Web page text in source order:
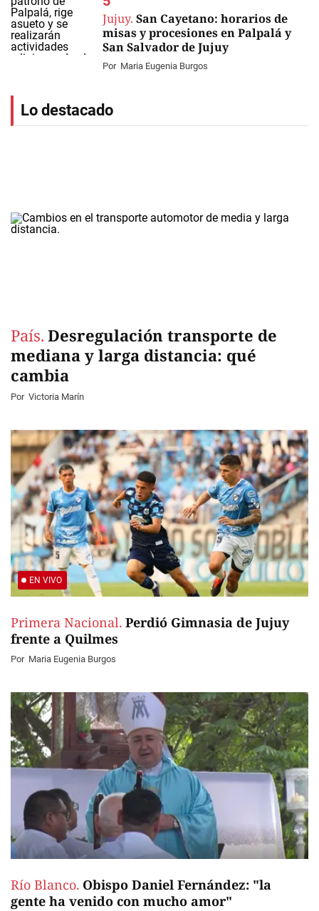
Jujuy. San Cayetano: horarios de
misas y procesiones en Palpalá y
San Salvador de Jujuy
Por Maria Eugenia Burgos
Lo destacado
País. Desregulación transporte de
mediana y larga distancia: qué
cambia
Por Victoria Marín
EN VIVO
Primera Nacional. Perdió Gimnasia de Jujuy
frente a Quilmes
Por Maria Eugenia Burgos
Río Blanco. Obispo Daniel Fernández: "la
gente ha venido con mucho amor"